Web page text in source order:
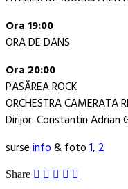
Ora 19:00
ORA DE DANS
Ora 20:00
PASĂREA ROCK
ORCHESTRA CAMERATA
Dirijor: Constantin Adrian
surse info & foto 1, 2
Share